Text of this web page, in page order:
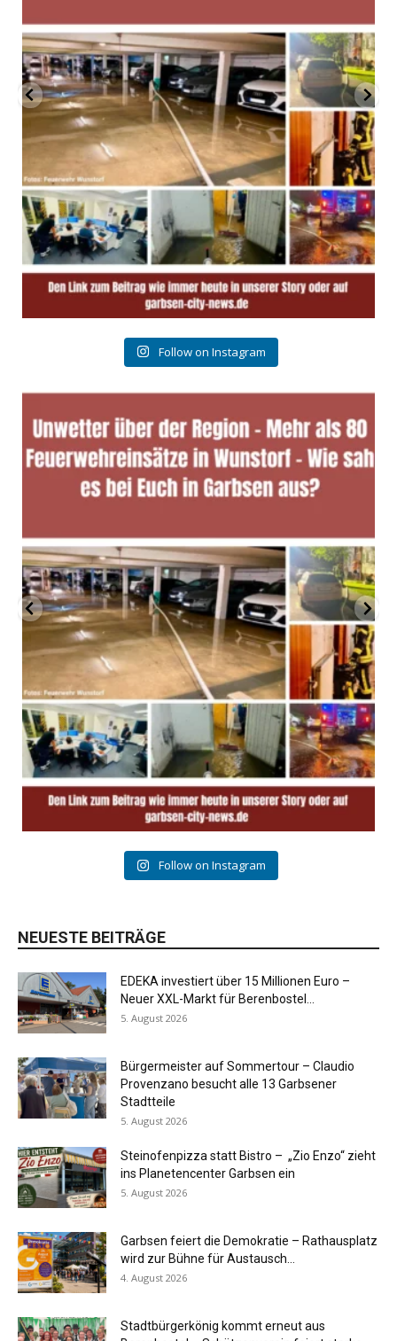
Follow on Instagram
Follow on Instagram
NEUESTE BEITRÄGE
EDEKA investiert über 15 Millionen Euro –
Neuer XXL-Markt für Berenbostel...
5. August 2026
Bürgermeister auf Sommertour – Claudio
Provenzano besucht alle 13 Garbsener
Stadtteile
5. August 2026
Steinofenpizza statt Bistro – „Zio Enzo“ zieht
ins Planetencenter Garbsen ein
5. August 2026
Garbsen feiert die Demokratie – Rathausplatz
wird zur Bühne für Austausch...
4. August 2026
Stadtbürgerkönig kommt erneut aus